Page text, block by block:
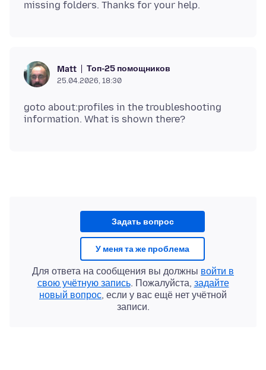
Matt Топ-25 помощников
25.04.2026, 18:30
goto about:profiles in the troubleshooting
Задать вопрос
У меня та же проблема
Для ответа на сообщения вы должны войти в
свою учётную запись. Пожалуйста, задайте
новый вопрос, если у вас ещё нет учётной
записи.